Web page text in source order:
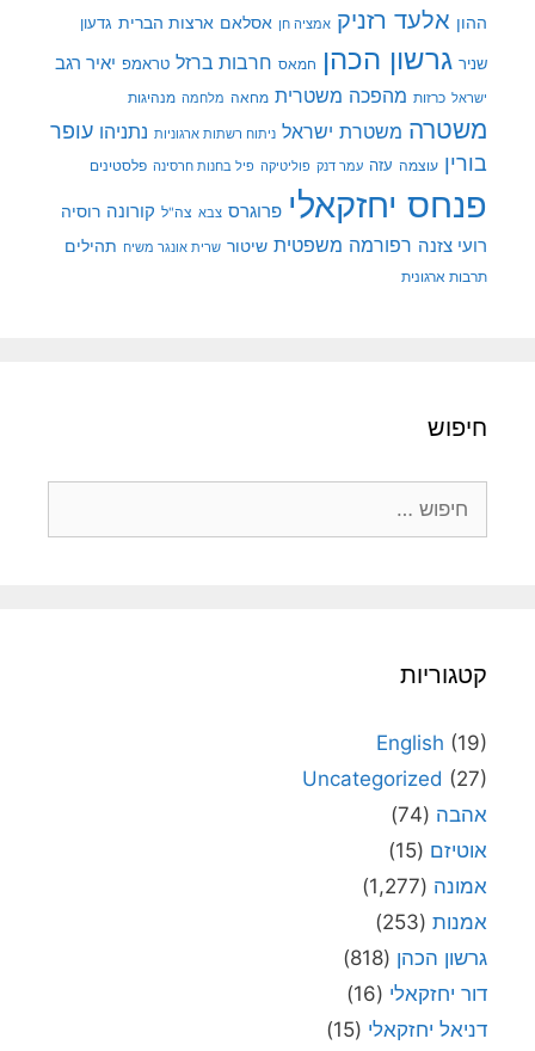
ההון אלעד רזניק אמציה חן אסלאם ארצות הברית גדעון
שניר גרשון הכהן חמאס חרבות ברזל טראמפ יאיר רגב
ישראל כרזות מהפכה משטרית מחאה מלחמה מנהיגות
משטרה משטרת ישראל ניתוח רשתות ארגוניות נתניהו עופר
בורין עוצמה עזה עמר דנק פוליטיקה פיל בחנות חרסינה פלסטינים
פנחס יחזקאלי פרוגרס צבא צה"ל קורונה רוסיה
רועי צזנה רפורמה משפטית שיטור שרית אונגר משיח תהילים
תרבות ארגונית
חיפוש
קטגוריות
English (19)
Uncategorized (27)
אהבה (74)
אוטיזם (15)
אמונה (1,277)
אמנות (253)
גרשון הכהן (818)
דור יחזקאלי (16)
דניאל יחזקאלי (15)